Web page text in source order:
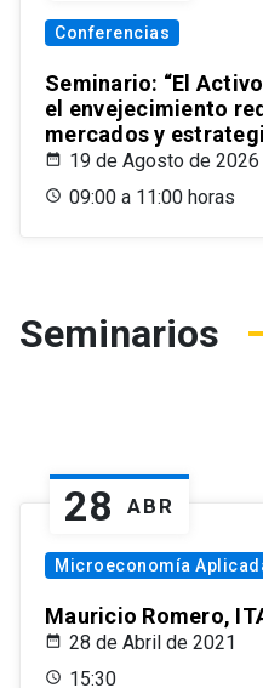
Conferencias
Seminario: “El
el envejecimiento
mercados y
19 de Agosto de 2026
09:00 a 11:00 horas
Seminarios
28 ABR
Microeconomía
Mauricio Romero,
28 de Abril de 2021
15:30